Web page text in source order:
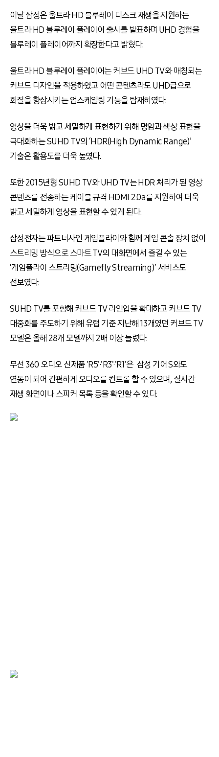
이날 삼성은 울트라 HD 블루레이 디스크 재생을 지원하는
울트라 HD 블루레이 플레이어 출시를 발표하며 UHD 경험을
블루레이 플레이어까지 확장한다고 밝혔다.
울트라 HD 블루레이 플레이어는 커브드 UHD TV와 매칭되는
커브드 디자인을 적용하였고 어떤 콘텐츠라도 UHD급으로
화질을 향상시키는 업스케일링 기능을 탑재하였다.
영상을 더욱 밝고 세밀하게 표현하기 위해 명암과 색상 표현을
극대화하는 SUHD TV의 ‘HDR(High Dynamic Range)’
기술은 활용도를 더욱 높였다.
또한 2015년형 SUHD TV와 UHD TV는 HDR 처리가 된 영상
콘텐츠를 전송하는 케이블 규격 HDMI 2.0a를 지원하여 더욱
밝고 세밀하게 영상을 표현할 수 있게 된다.
삼성전자는 파트너사인 게임플라이와 함께 게임 콘솔 장치 없이
스트리밍 방식으로 스마트 TV의 대화면에서 즐길 수 있는
‘게임플라이 스트리밍(Gamefly Streaming)’ 서비스도
선보였다.
SUHD TV를 포함해 커브드 TV 라인업을 확대하고 커브드 TV
대중화를 주도하기 위해 유럽 기준 지난해 13개였던 커브드 TV
모델은 올해 28개 모델까지 2배 이상 늘렸다.
무선 360 오디오 신제품 'R5'·'R3'·'R1'은 삼성 기어 S와도
연동이 되어 간편하게 오디오를 컨트롤 할 수 있으며, 실시간
재생 화면이나 스피커 목록 등을 확인할 수 있다.